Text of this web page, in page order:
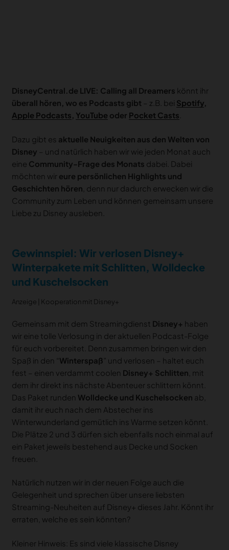
DisneyCentral.de LIVE: Calling all Dreamers könnt ihr
überall hören, wo es Podcasts gibt – z.B. bei Spotify,
Apple Podcasts, YouTube oder Pocket Casts
Dazu gibt es aktuelle Neuigkeiten aus den Welten von
Disney – und natürlich haben wir wie jeden Monat auch
eine Community-Frage des Monats dabei. Dabei
möchten wireure persönlichen Highlights und
Geschichten hören , denn nur dadurch erwecken wir die
Community zum Leben und können gemeinsam unsere
Liebe zu Disney ausleben.
Gewinnspiel: Wir verlosen Disney+
Winterpakete mit Schlitten, Wolldecke
und Kuschelsocken
Anzeige | Kooperation mit Disney+
Gemeinsam mit dem Streamingdienst Disney+ haben
wir eine tolle Verlosung in der aktuellen Podcast-Folge
für euch vorbereitet. Denn zusammen bringen wir den
Spaß in den “ Winterspaß ” und verlosen – haltet euch
fest – einen verdammt coolen Disney+ Schlitten , mit
dem ihr direkt ins nächste Abenteuer schlittern könnt.
Das Paket runden Wolldecke und Kuschelsocken ab,
damit ihr euch nach dem Abstecher ins
Winterwunderland gemütlich ins Warme setzen könnt.
Die Plätze 2 und 3 dürfen sich ebenfalls noch einmal auf
ein Paket jeweils bestehend aus Decke und Socken
freuen.
Natürlich nutzen wir in der neuen Folge auch die
Gelegenheit und sprechen über unsere liebsten
Streaming-Neuheiten auf Disney+ dieses Jahr. Könnt ihr
erraten, welche es sein könnten?
Kleiner Hinweis: Es sind viele klassische Disney